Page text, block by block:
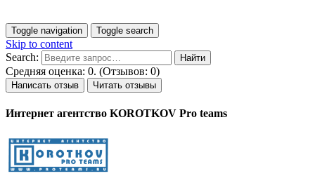
Toggle navigation Toggle search
Skip to content
Search:
Средняя оценка: 0. (Отзывов: 0)
Написать отзыв Читать отзывы
Интернет агентство KOROTKOV Pro teams